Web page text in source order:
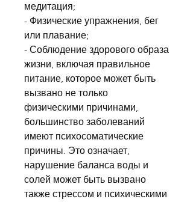
медитация;
- Физические упражнения, бег
или плавание;
- Соблюдение здорового образа
жизни, включая правильное
питание, которое может быть
вызвано не только
физическими причинами,
большинство заболеваний
имеют психосоматические
причины. Это означает,
нарушение баланса воды и
солей может быть вызвано
также стрессом и психическими